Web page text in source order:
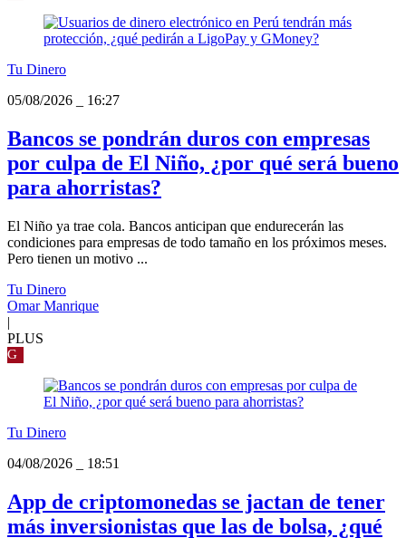
Tu Dinero
05/08/2026
16:27
Bancos se pondrán duros con empresas
por culpa de El Niño, ¿por qué será bueno
para ahorristas?
El Niño ya trae cola. Bancos anticipan que endurecerán las
condiciones para empresas de todo tamaño en los próximos meses.
Pero tienen un motivo ...
Tu Dinero
Omar Manrique
|
PLUS
G
Tu Dinero
04/08/2026
18:51
App de criptomonedas se jactan de tener
más inversionistas que las de bolsa, ¿qué